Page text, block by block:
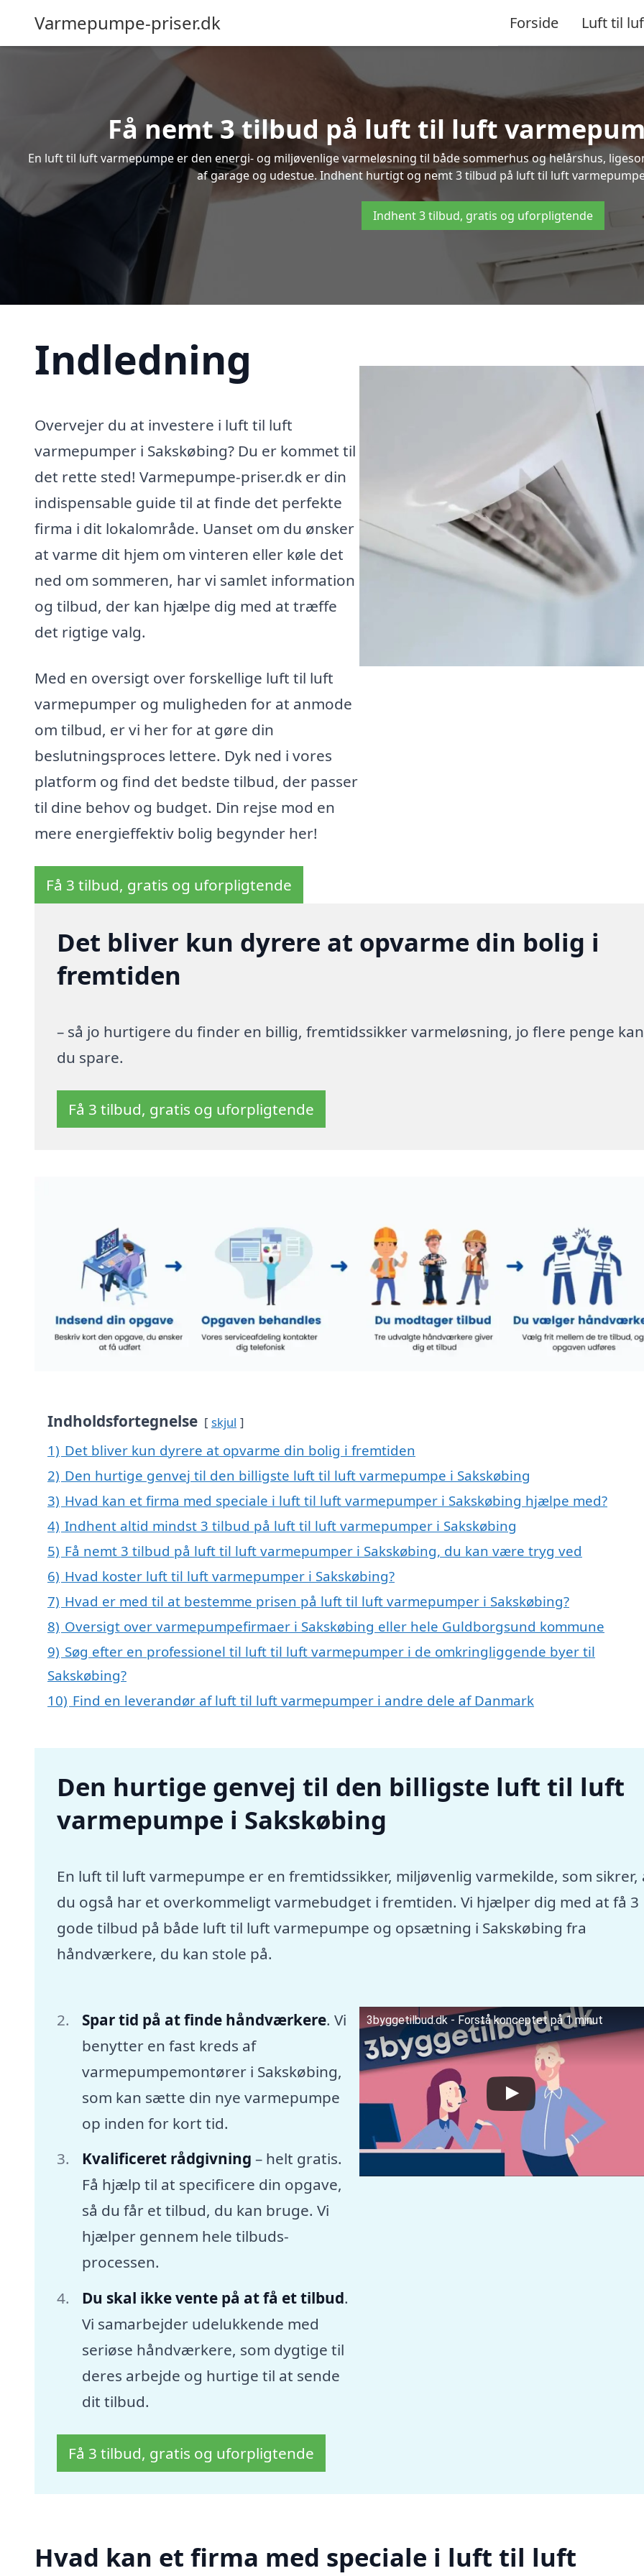
Varmepumpe-priser.dk Forside Luft til
Få nemt 3 tilbud på luft til luft
En luft til luft varmepumpe er den energi- og miljøvenlige varmeløsning til både sommerhus og helårshus,
af garage og udestue. Indhent hurtigt og nemt 3 tilbud på luft til luft
Indhent 3 tilbud, gratis og uforpligtende
Indledning
Overvejer du at investere i luft til luft
varmepumper i Sakskøbing? Du er kommet til
det rette sted! Varmepumpe-priser.dk er din
indispensable guide til at finde det perfekte
firma i dit lokalområde. Uanset om du ønsker
at varme dit hjem om vinteren eller køle det
ned om sommeren, har vi samlet information
og tilbud, der kan hjælpe dig med at træffe
det rigtige valg.
Med en oversigt over forskellige luft til luft
varmepumper og muligheden for at anmode
om tilbud, er vi her for at gøre din
beslutningsproces lettere. Dyk ned i vores
platform og find det bedste tilbud, der passer
til dine behov og budget. Din rejse mod en
mere energieffektiv bolig begynder her!
Få 3 tilbud, gratis og uforpligtende
Det bliver kun dyrere at opvarme din bolig i
fremtiden
– så jo hurtigere du finder en billig, fremtidssikker varmeløsning, jo flere penge kan
du spare.
Få 3 tilbud, gratis og uforpligtende
Indholdsfortegnelse skjul
1) Det bliver kun dyrere at opvarme din bolig i fremtiden
2) Den hurtige genvej til den billigste luft til luft varmepumpe i Sakskøbing
3) Hvad kan et firma med speciale i luft til luft varmepumper i Sakskøbing hjælpe med?
4) Indhent altid mindst 3 tilbud på luft til luft varmepumper i Sakskøbing
5) Få nemt 3 tilbud på luft til luft varmepumper i Sakskøbing, du kan være tryg ved
6) Hvad koster luft til luft varmepumper i Sakskøbing?
7) Hvad er med til at bestemme prisen på luft til luft varmepumper i Sakskøbing?
8) Oversigt over varmepumpefirmaer i Sakskøbing eller hele Guldborgsund kommune
9) Søg efter en professionel til luft til luft varmepumper i de omkringliggende byer til
Sakskøbing?
10) Find en leverandør af luft til luft varmepumper i andre dele af Danmark
Den hurtige genvej til den billigste luft til luft
varmepumpe i Sakskøbing
En luft til luft varmepumpe er en fremtidssikker, miljøvenlig varmekilde, som sikrer,
du også har et overkommeligt varmebudget i fremtiden. Vi hjælper dig med at få 3
gode tilbud på både luft til luft varmepumpe og opsætning i Sakskøbing fra
håndværkere, du kan stole på.
Spar tid på at finde håndværkere. Vi
benytter en fast kreds af
varmepumpemontører i Sakskøbing,
som kan sætte din nye varmepumpe
op inden for kort tid.
Kvalificeret rådgivning – helt gratis.
Få hjælp til at specificere din opgave,
så du får et tilbud, du kan bruge. Vi
hjælper gennem hele tilbuds-
processen.
Du skal ikke vente på at få et tilbud.
Vi samarbejder udelukkende med
seriøse håndværkere, som dygtige til
deres arbejde og hurtige til at sende
dit tilbud.
3byggetilbud.dk - Forstå konceptet på 1 minut
Få 3 tilbud, gratis og uforpligtende
Hvad kan et firma med speciale i luft til luft